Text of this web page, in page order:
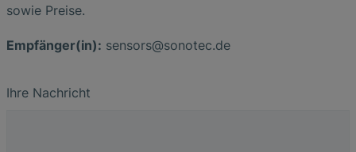
sowie Preise.
Empfänger(in): sensors@sonotec.de
Ihre Nachricht